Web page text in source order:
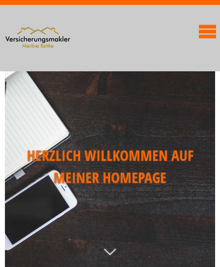
HERZLICH WILLKOMMEN AUF
MEINER HOMEPAGE